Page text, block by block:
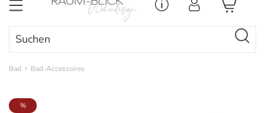
Bad Bad-Accessoires
Bildergalerie überspringen
%